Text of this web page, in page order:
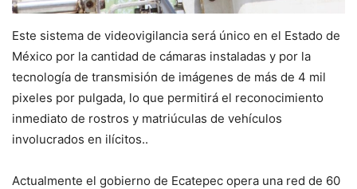
Este sistema de videovigilancia será único en el Estado de
México por la cantidad de cámaras instaladas y por la
tecnología de transmisión de imágenes de más de 4 mil
pixeles por pulgada, lo que permitirá el reconocimiento
inmediato de rostros y matriúculas de vehículos
involucrados en ilícitos..
Actualmente el gobierno de Ecatepec opera una red de 60